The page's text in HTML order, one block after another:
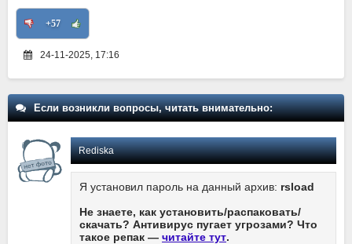
+57
24-11-2025, 17:16
Если возникли вопросы, читать внимательно:
Rediska
Я установил пароль на данный архив: rsload
Не знаете, как установить/распаковать/
скачать? Антивирус пугает угрозами? Что
такое репак — читайте тут.